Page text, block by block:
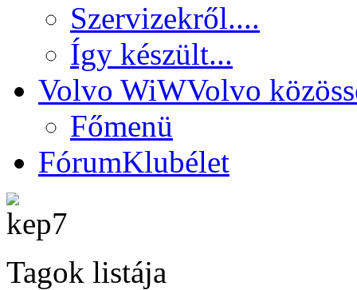
Szervizekről....
Így készült...
Volvo WiWVolvo
Főmenü
FórumKlubélet
Tagok listája